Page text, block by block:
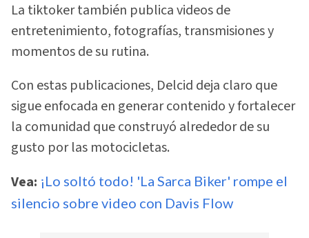
La tiktoker también publica videos de
entretenimiento, fotografías, transmisiones y
momentos de su rutina.
Con estas publicaciones, Delcid deja claro que
sigue enfocada en generar contenido y fortalecer
la comunidad que construyó alrededor de su
gusto por las motocicletas.
Vea: ¡Lo soltó todo! 'La Sarca Biker' rompe el
silencio sobre video con Davis Flow